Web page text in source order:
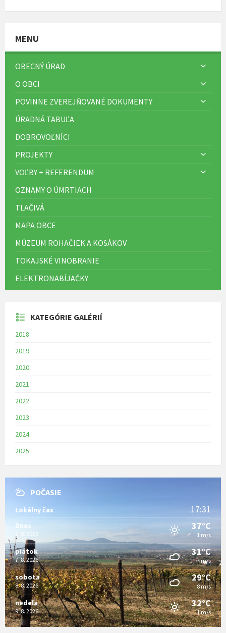
MENU
OBECNÝ ÚRAD
O OBCI
POVINNE ZVEREJŇOVANÉ DOKUMENTY
ÚRADNÁ TABUĽA
DOBROVOĽNÍCI
PROJEKTY
VOĽBY + REFERENDUM
OZNAMY O ÚMRTIACH
TLAČIVÁ
MAPA OBCE
MÚZEUM ROHAČIEK A KOSÁKOV
TOKAJSKÉ VINOBRANIE
ELEKTRONABÍJAČKY
KATEGÓRIE GALÉRIÍ
2018
2019
2020
2021
2022
2023
2024
2025
POČASIE
Lokálny čas 17:31
Dnes
6. 8. 2026
37°C
1 m/s
piatok
7. 8. 2026
31°C
7 m/s
sobota
8. 8. 2026
29°C
8 m/s
nedeľa
9. 8. 2026
32°C
1 m/s